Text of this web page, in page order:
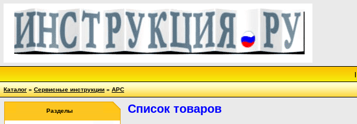
|
Каталог»Сервисные инструкции»APC
Разделы Список товаров